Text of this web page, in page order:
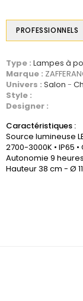
PROFESSIONNELS
Type : Lampes à
Marque :
Univers : Salon
Style :
Designer :
Caractéristiques :
Source lumineuse
2700-3000K • IP65 •
Autonomie 9
Hauteur 38 cm - Ø